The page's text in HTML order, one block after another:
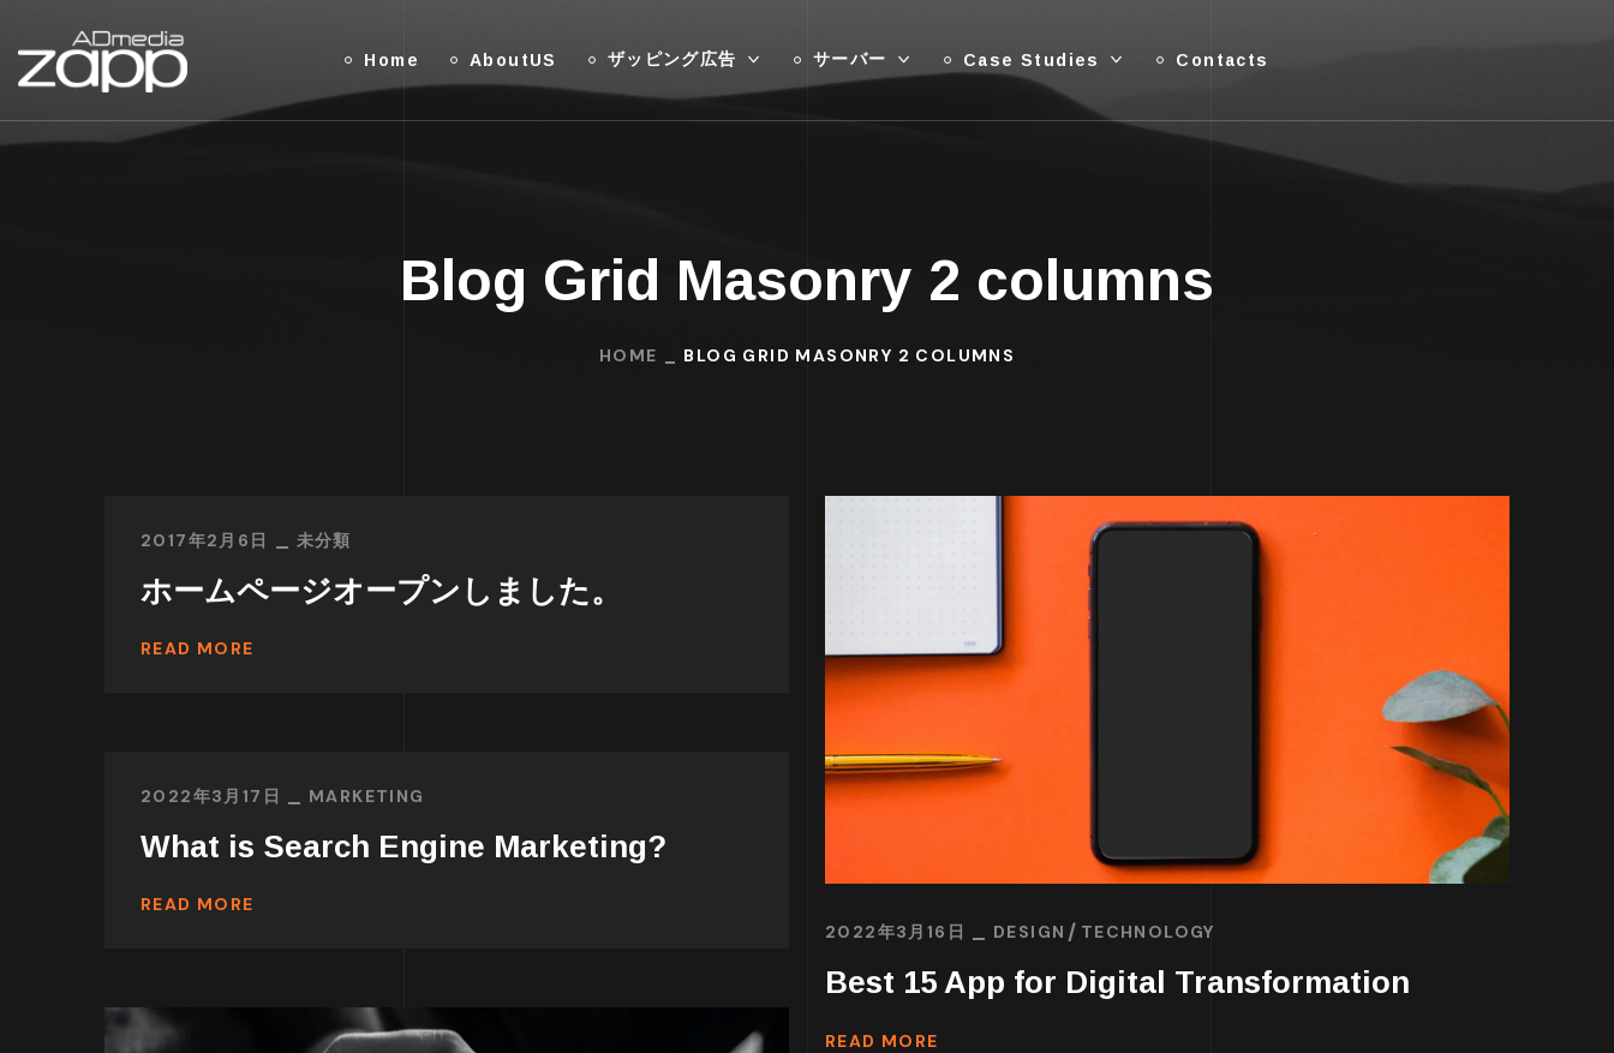
Home AboutUS ザッピング広告 サーバー Case Studies Contacts
Blog Grid Masonry 2 columns
HOME BLOG GRID MASONRY 2 COLUMNS
2017年2月6日 未分類
ホームページオープンしました。
READ MORE
2022年3月16日 DESIGN TECHNOLOGY
Best 15 App for Digital Transformation
READ MORE
2022年3月17日 MARKETING
What is Search Engine Marketing?
READ MORE